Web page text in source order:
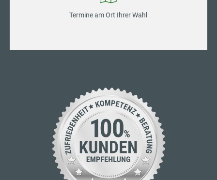
Termine am Ort Ihrer Wahl